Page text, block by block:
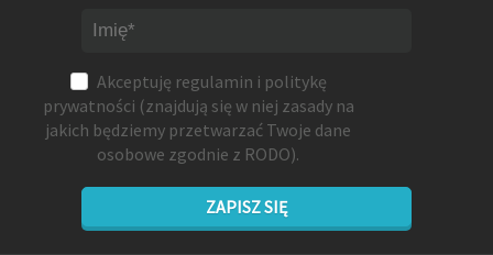
Akceptuję regulamin i politykę
prywatności (znajdują się w niej zasady na
jakich będziemy przetwarzać Twoje dane
osobowe zgodnie z RODO).
ZAPISZ SIĘ